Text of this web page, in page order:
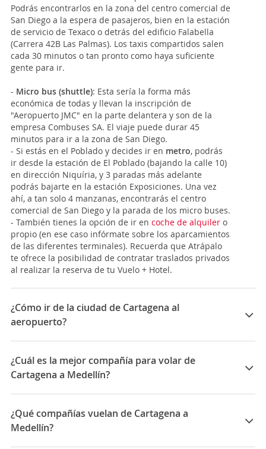
Podrás encontrarlos en la zona del centro comercial de
San Diego a la espera de pasajeros, bien en la estación
de servicio de Texaco o detrás del edificio Falabella
(Carrera 42B Las Palmas). Los taxis compartidos salen
cada 30 minutos o tan pronto como haya suficiente
gente para ir.
- Micro bus (shuttle): Esta sería la forma más
económica de todas y llevan la inscripción de
"Aeropuerto JMC" en la parte delantera y son de la
empresa Combuses SA. El viaje puede durar 45
minutos para ir a la zona de San Diego.
- Si estás en el Poblado y decides ir en metro, podrás
ir desde la estación de El Poblado (bajando la calle 10)
en dirección Niquíria, y 3 paradas más adelante
podrás bajarte en la estación Exposiciones. Una vez
ahí, a tan solo 4 manzanas, encontrarás el centro
comercial de San Diego y la parada de los micro buses.
- También tienes la opción de ir en coche de alquiler o
propio (en ese caso infórmate sobre los aparcamientos
de las diferentes terminales). Recuerda que Atrápalo
te ofrece la posibilidad de contratar traslados privados
al realizar la reserva de tu Vuelo + Hotel.
¿Cómo ir de la ciudad de Cartagena al
aeropuerto?
ElAeropuerto Internacional Rafael Núñez(Código
IATA: CTG)
es el principal de Cartagena de Indias,
además de ser el más importante de la zona del
Caribe colombiano y el tercero del país después de los
internacionales y otra para vuelos domésticos. Está a 5
Km de distancia al noroeste del
¿Cuál es la mejor compañía para volar de
Cartagena a Medellín?
Las mejores compañías para viajar entre Cartagena y
Medellín son: LATAM Airlines, Avianca, Viva Air
Colombia, Viva Air Colombia
¿Qué compañías vuelan de Cartagena a
Medellín?